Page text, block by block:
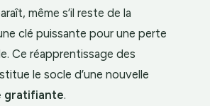
même s’il reste de la
clé puissante pour une perte
Ce réapprentissage des
le socle d’une nouvelle
gratifiante.